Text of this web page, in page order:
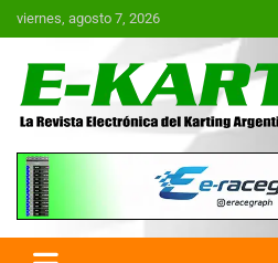
Saltar
al
viernes, agosto 7, 2026
E-Kart.com.ar |
Electrónica del
Argentina